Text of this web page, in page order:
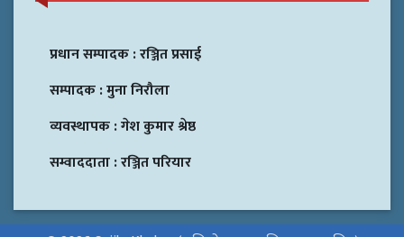
प्रधान सम्पादक :रञ्जित प्रसाई
सम्पादक :मुना निरौला
व्यवस्थापक :गेश कुमार श्रेष्ठ
सम्वाददाता :रञ्जित परियार